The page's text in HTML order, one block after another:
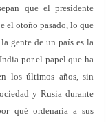
que el presidente
el otoño pasado, lo que
gente de un país es la
por el papel que ha
los últimos años, sin
y Rusia durante
qué ordenaría a sus